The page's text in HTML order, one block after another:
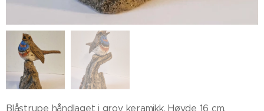
Blåstrupe håndlaget i grov keramikk. Høyde 16 cm,